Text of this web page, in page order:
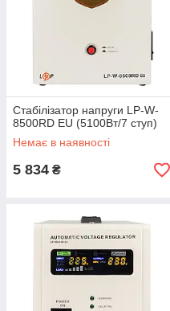
Стабілізатор напруги LP-W-
8500RD EU (5100Вт/7 ступ)
Немає в наявності
5 834 ₴